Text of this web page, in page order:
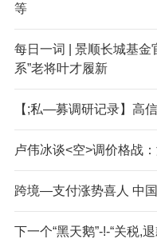
等
每日一词 | 景顺长城基金
系”老将叶才履新
【;私—募调研记录】高
卢伟冰谈<空>调价格战
跨境—支付涨势喜人 中国
下一个“黑天鹅”-!-“关税,